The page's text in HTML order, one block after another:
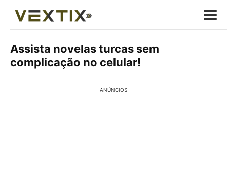
Assista novelas turcas sem
complicação no celular!
ANÚNCIOS